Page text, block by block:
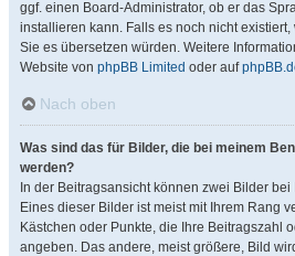
ggf. einen Board-Administrator, ob er das
installieren kann. Falls es noch nicht
Sie es übersetzen würden. Weitere
Website von phpBB Limited oder auf
Nach oben
Was sind das für Bilder, die bei meinem
werden?
In der Beitragsansicht können zwei Bilder
Eines dieser Bilder ist meist mit Ihrem Rang
Kästchen oder Punkte, die Ihre Beitragszahl
angeben. Das andere, meist größere, Bild